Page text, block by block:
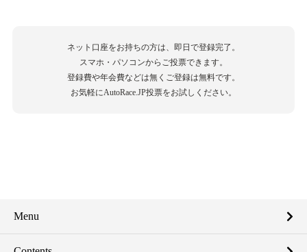
ネット口座をお持ちの方は、即日で登録完了。
スマホ・パソコンからご投票できます。
登録費や年会費などは無くご登録は無料です。
お気軽にAutoRace.JP投票をお試しください。
Menu